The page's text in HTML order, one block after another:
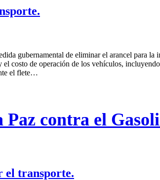
gubernamental de eliminar el arancel para la
costo de operación de los vehículos,
el flete…
contra el
el transporte.